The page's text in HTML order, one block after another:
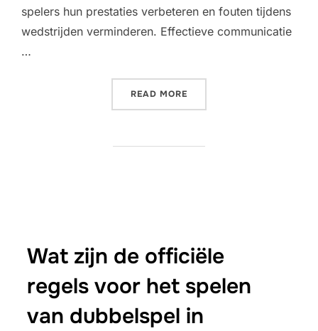
spelers hun prestaties verbeteren en fouten tijdens
wedstrijden verminderen. Effectieve communicatie
…
READ MORE
Wat zijn de officiële
regels voor het spelen
van dubbelspel in